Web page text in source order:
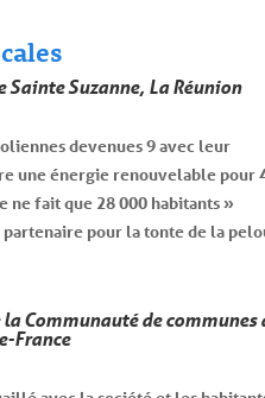
Sainte Suzanne, La Réunion
devenues 9 avec leur
une énergie renouvelable pour
ne fait que 28 000 habitants »
pour la tonte de la
Communauté de communes
France